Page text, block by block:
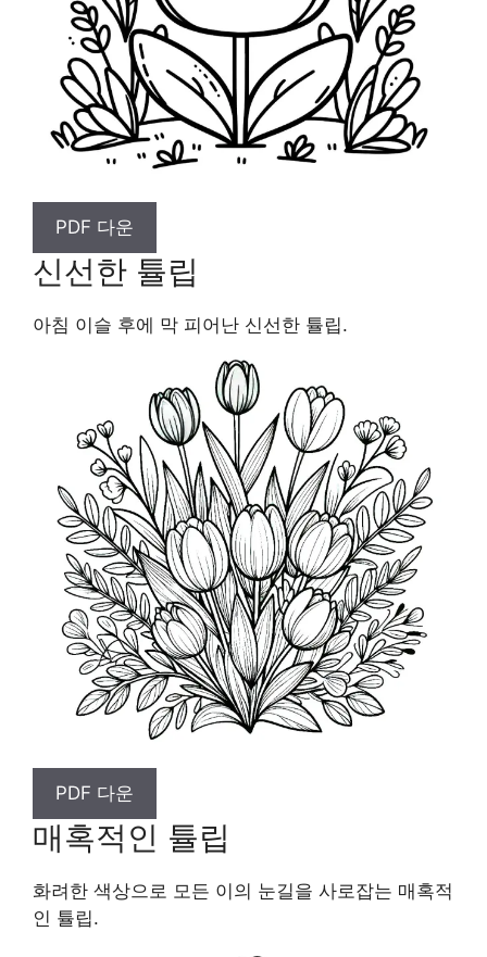
PDF 다운
신선한 튤립
아침 이슬 후에 막 피어난 신선한 튤립.
PDF 다운
매혹적인 튤립
화려한 색상으로 모든 이의 눈길을 사로잡는 매혹적
인 튤립.